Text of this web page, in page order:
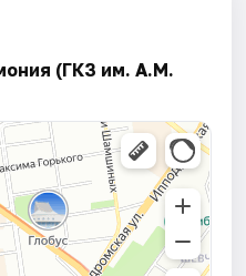
(ГКЗ им. А.М.